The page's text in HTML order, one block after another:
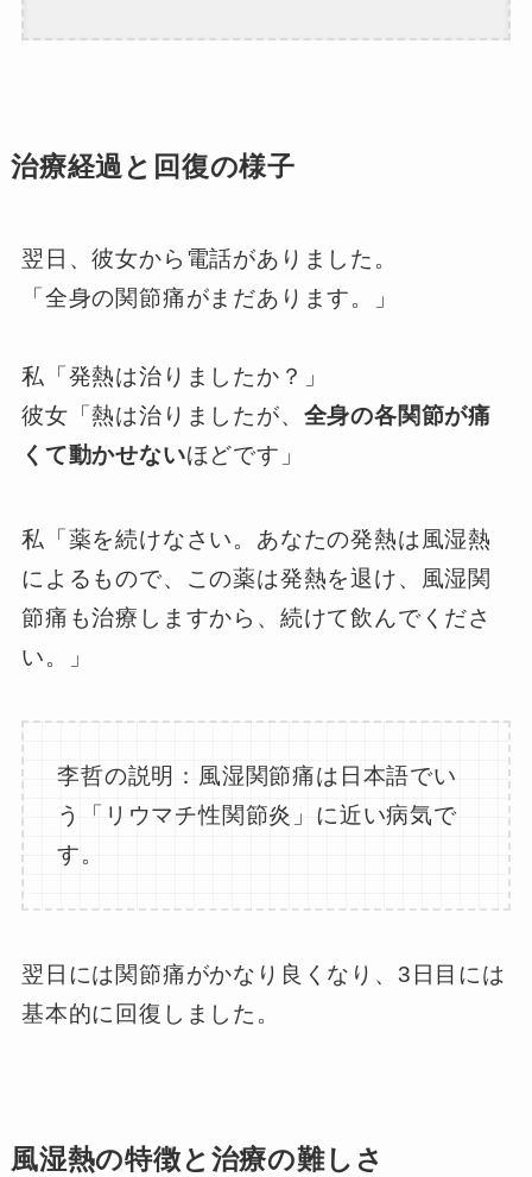
治療経過と回復の様子
翌日、彼女から電話がありました。
「全身の関節痛がまだあります。」
私「発熱は治りましたか？」
彼女「熱は治りましたが、 全身の各関節が痛
くて動かせないほどです」
私「薬を続けなさい。あなたの発熱は風湿熱
によるもので、この薬は発熱を退け、風湿関
節痛も治療しますから、続けて飲んでくださ
い。」
李哲の説明：風湿関節痛は日本語でい
う「リウマチ性関節炎」に近い病気で
す。
翌日には関節痛がかなり良くなり、3日目には
基本的に回復しました。
風湿熱の特徴と治療の難しさ